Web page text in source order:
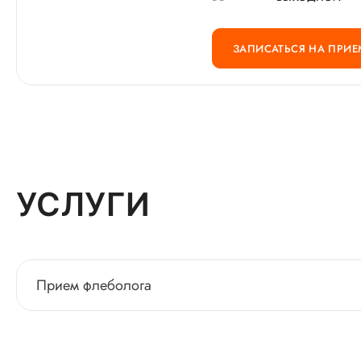
ЗАПИСАТЬСЯ НА
УСЛУГИ
Прием флеболога